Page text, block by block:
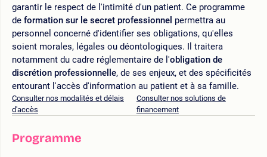
garantir le respect de l'intimité d'un patient. Ce programme
de formation sur le secret professionnel permettra au
personnel concerné d'identifier ses obligations, qu'elles
soient morales, légales ou déontologiques. Il traitera
notamment du cadre réglementaire de l'obligation de
discrétion professionnelle, de ses enjeux, et des spécificités
entourant l'accès d'information au patient et à sa famille.
Consulter nos modalités et délais
d'accès
Consulter nos solutions de
financement
Programme